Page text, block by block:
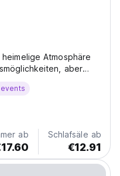
Atmosphäre
aber
ab Schlafsäle ab
€12.91